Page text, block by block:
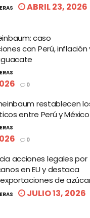
ABRIL 23, 2026
caso
con Perú, inflación
0
restablecen
entre Perú y México
0
acciones legales por
en EU y destaca
de
JULIO 13, 2026